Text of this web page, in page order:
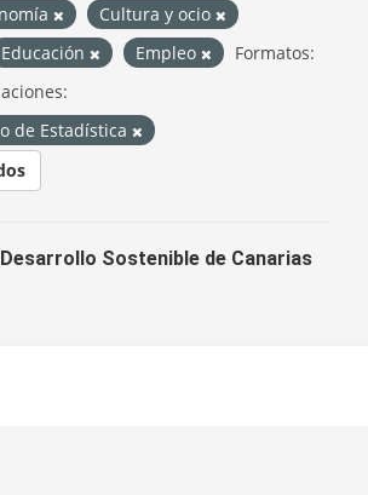
Cultura y ocio
Educación Empleo
Formatos:
de Estadística
Sostenible de Canarias